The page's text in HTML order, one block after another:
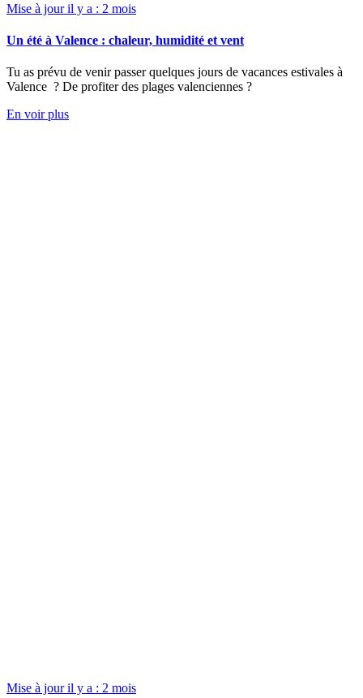
Mise à jour il y a : 2 mois
Un été à Valence : chaleur, humidité et vent
Tu as prévu de venir passer quelques jours de vacances estivales à
Valence ? De profiter des plages valenciennes ?
En voir plus
Mise à jour il y a : 2 mois